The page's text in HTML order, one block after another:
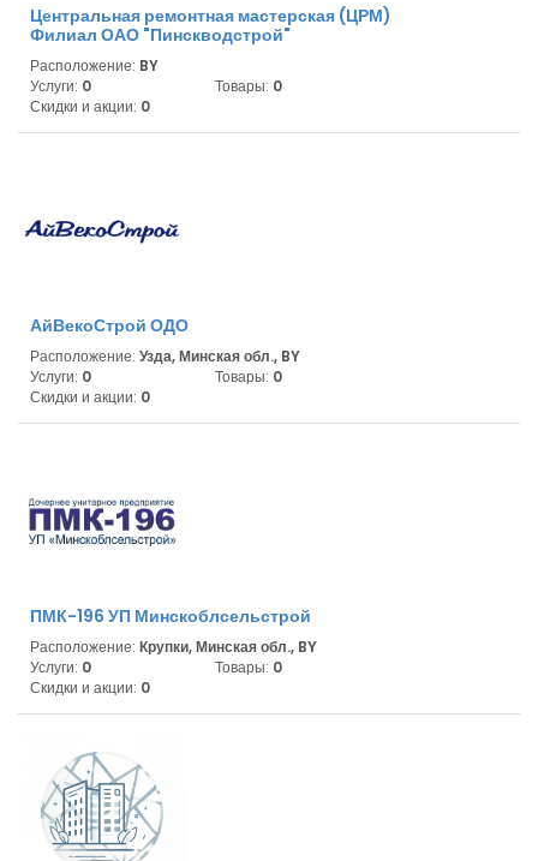
Центральная ремонтная мастерская (ЦРМ)
Филиал ОАО "Пинскводстрой"
Расположение: BY
Услуги: 0 Товары: 0
Скидки и акции: 0
АйВекоСтрой ОДО
Расположение: Узда, Минская обл., BY
Услуги: 0 Товары: 0
Скидки и акции: 0
ПМК-196 УП Минскоблсельстрой
Расположение: Крупки, Минская обл., BY
Услуги: 0 Товары: 0
Скидки и акции: 0